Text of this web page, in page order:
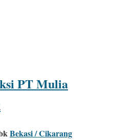
PT Mulia
Bekasi / Cikarang